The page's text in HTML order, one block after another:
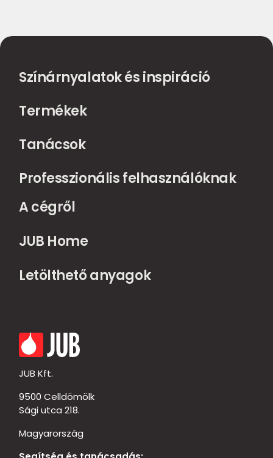
Színárnyalatok és inspiráció
Termékek
Tanácsok
Professzionális felhasználóknak
A cégről
JUB Home
Letölthető anyagok
JUB Kft.
9500 Celldömölk
Sági utca 218.
Magyarország